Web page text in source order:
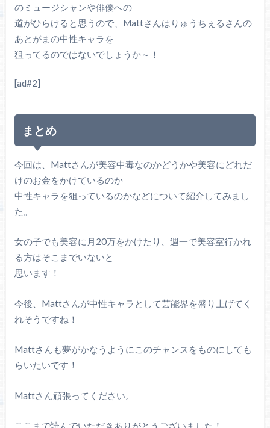
のミュージシャンや俳優への
道がひらけると思うので、Mattさんはりゅうちぇるさんの
あとがまの中性キャラを
狙ってるのではないでしょうか～！
[ad#2]
まとめ
今回は、Mattさんが美容中毒なのかどうかや美容にどれだ
けのお金をかけているのか
中性キャラを狙っているのかなどについて紹介してみまし
た。
女の子でも美容に月20万をかけたり、週一で美容室行かれ
る方はそこまでいないと
思います！
今後、Mattさんが中性キャラとして芸能界を盛り上げてく
れそうですね！
Mattさんも夢がかなうようにこのチャンスをものにしても
らいたいです！
Mattさん頑張ってください。